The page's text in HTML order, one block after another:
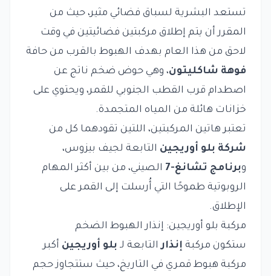
تستعد البشرية لسباق فضائي مثير، حيث من
المقرر أن يتم إطلاق مركبتين فضائيتين في وقت
لاحق من هذا العام بهدف الهبوط بالقرب من حافة
فوهة شاكليتون، وهي حوض ضخم ناتج عن
اصطدام قرب القطب الجنوبي للقمر، ويحتوي على
خزانات هائلة من المياه المتجمدة.
تعتبر هاتين المركبتين، اللتين تقودهما كل من
شركة بلو أوريجين التابعة لجيف بيزوس،
وبرنامج تشانغ-7
الصيني، من بين أكثر المهام
الروبوتية طموحًا التي أُرسلت إلى القمر على
الإطلاق.
مركبة بلو أوريجين: إنذار الهبوط الضخم
ستكون مركبة إنذارالتابعة لـ بلو أوريجين أكبر
مركبة هبوط قمري في التاريخ، حيث ستتجاوز حجم